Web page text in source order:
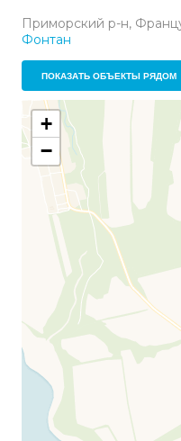
Приморский р-н,
Фонтан
ПОКАЗАТЬ ОБЪЕКТЫ РЯДОМ
+
−